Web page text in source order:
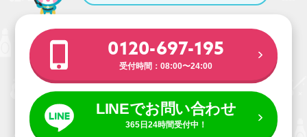
0120-697-195
受付時間：08:00〜24:00
LINEでお問い合わせ
365日24時間受付中！